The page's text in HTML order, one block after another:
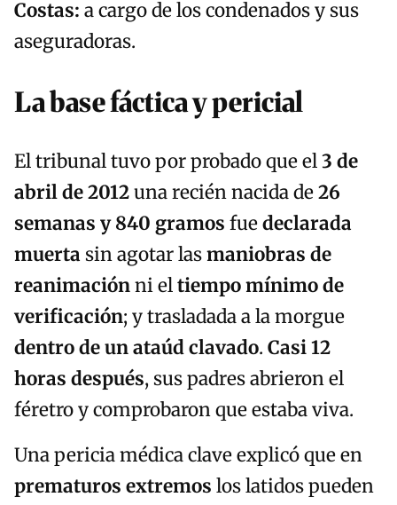
Costas: a cargo de los condenados y sus
aseguradoras.
La base fáctica y pericial
El tribunal tuvo por probado que el3 de
abril de 2012una recién nacida de26
semanas y 840 gramos fuedeclarada
muerta sin agotar lasmaniobras de
reanimaciónni eltiempo mínimo de
verificación; y trasladada a la morgue
dentro de un ataúd clavado. Casi 12
horas después, sus padres abrieron el
féretro y comprobaron que estaba viva.
Una pericia médica clave explicó que en
prematuros extremos los latidos pueden